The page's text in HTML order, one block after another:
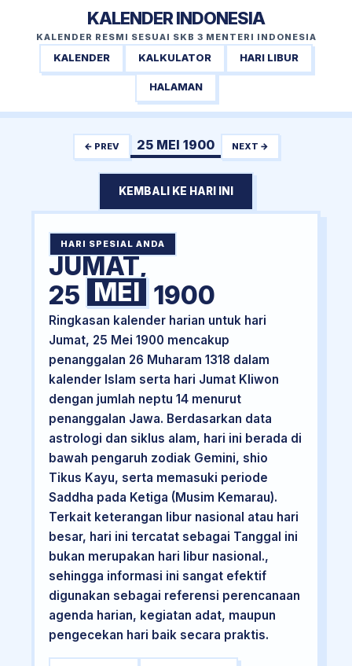
KALENDER INDONESIA
KALENDER RESMI SESUAI SKB 3 MENTERI INDONESIA
KALENDER KALKULATOR HARI LIBUR
HALAMAN
← PREV 25 MEI 1900 NEXT →
KEMBALI KE HARI INI
HARI SPESIAL ANDA
JUMAT,
25 MEI 1900
Ringkasan kalender harian untuk hari
Jumat, 25 Mei 1900 mencakup
penanggalan 26 Muharam 1318 dalam
kalender Islam serta hari Jumat Kliwon
dengan jumlah neptu 14 menurut
penanggalan Jawa. Berdasarkan data
astrologi dan siklus alam, hari ini berada di
bawah pengaruh zodiak Gemini, shio
Tikus Kayu, serta memasuki periode
Saddha pada Ketiga (Musim Kemarau).
Terkait keterangan libur nasional atau hari
besar, hari ini tercatat sebagai Tanggal ini
bukan merupakan hari libur nasional.,
sehingga informasi ini sangat efektif
digunakan sebagai referensi perencanaan
agenda harian, kegiatan adat, maupun
pengecekan hari baik secara praktis.